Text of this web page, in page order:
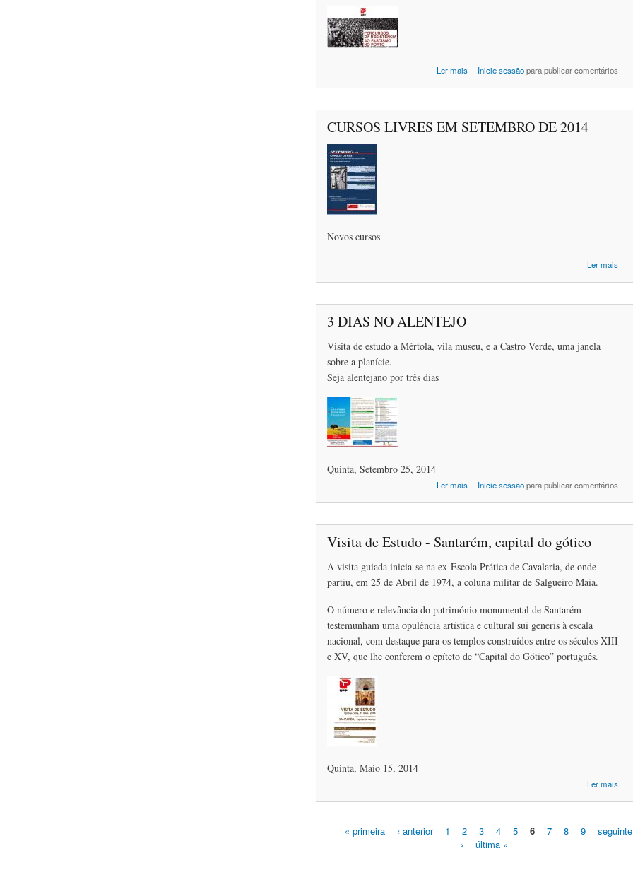
Ler mais
acerca de PERCURSOS DA RESISTÊNCIA
Inicie sessãopara publicar comentários
CURSOS LIVRES EM SETEMBRO DE 2014
Novos cursos
Ler mais
3 DIAS NO ALENTEJO
Visita de estudo a Mértola, vila museu, e a Castro Verde, uma janela
sobre a planície.
Seja alentejano por três dias
Quinta, Setembro 25, 2014
Ler mais acerca de 3 DIAS NO ALENTEJO
Inicie sessãopara publicar comentários
Visita de Estudo - Santarém, capital do gótico
A visita guiada inicia-se na ex-Escola Prática de Cavalaria, de onde
partiu, em 25 de Abril de 1974, a coluna militar de Salgueiro Maia.
O número e relevância do património monumental de Santarém
testemunham uma opulência artística e cultural sui generis à escala
nacional, com destaque para os templos construídos entre os séculos XIII
e XV, que lhe conferem o epíteto de “Capital do Gótico” português.
Quinta, Maio 15, 2014
Ler mais
« primeira ‹ anterior 1 2 3 4 5 6 7 8 9
seguinte
›
última »